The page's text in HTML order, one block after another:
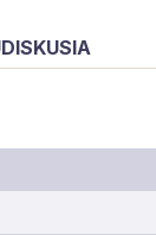
DISKUSIA